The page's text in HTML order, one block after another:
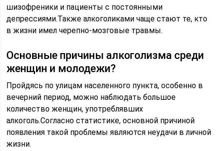
шизофреники и пациенты с постоянными
депрессиями.Также алкоголиками чаще стают те, кто
в жизни имел черепно-мозговые травмы.
Основные причины алкоголизма среди
женщин и молодежи?
Пройдясь по улицам населенного пункта, особенно в
вечерний период, можно наблюдать большое
количество женщин, употреблявших
алкоголь.Согласно статистике, основной причиной
появления такой проблемы являются неудачи в личной
жизни.